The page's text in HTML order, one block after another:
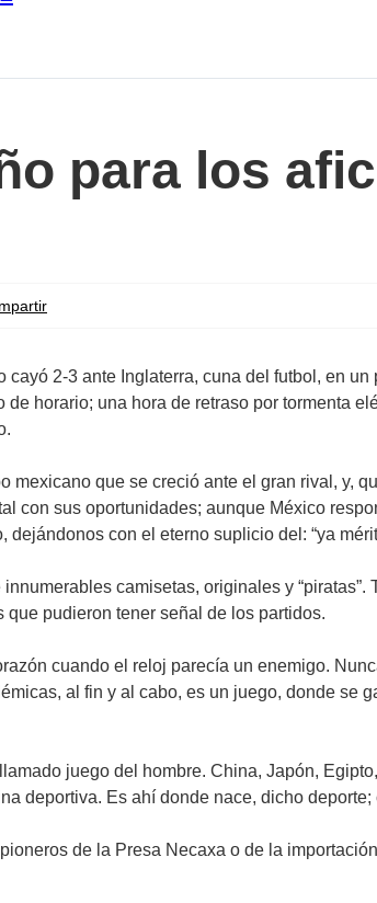
para los
2-3 ante Inglaterra, cuna del futbol, en
horario; una hora de retraso por tormenta
que se creció ante el gran rival, y,
con sus oportunidades; aunque México
con el eterno suplicio del: “ya
camisetas, originales y “piratas”.
pudieron tener señal de los partidos.
cuando el reloj parecía un enemigo.
al fin y al cabo, es un juego, donde se
juego del hombre. China, Japón,
deportiva. Es ahí donde nace, dicho
de la Presa Necaxa o de la